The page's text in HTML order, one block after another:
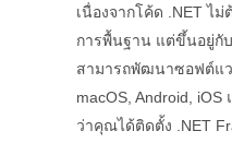
เนื่องจากโค้ด .NET ไ
การพื้นฐาน แต่ขึ้นอยู่กั
สามารถพัฒนาซอฟต์แว
macOS, Android,
ว่าคุณได้ติดตั้ง .NET